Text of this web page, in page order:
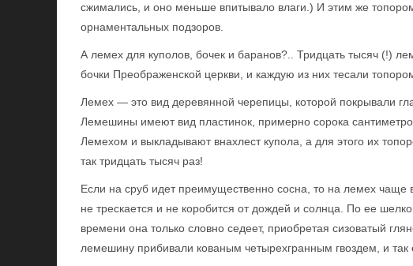
сжимались, и оно меньше впитывало влаги.) И этим же
орнаментальных подзоров.
А лемех для куполов, бочек и баранов?.. Тридцать тысяч (!)
бочки Преображенской церкви, и каждую из них тесали
Лемех — это вид деревянной черепицы, которой покрывали
Лемешины имеют вид пластинок, примерно сорока
Лемехом и выкладывают внахлест купола, а для этого их
так тридцать тысяч раз!
Если на сруб идет преимущественно сосна, то на лемех чаще
не трескается и не коробится от дождей и солнца. По ее
времени она только словно седеет, приобретая сизоватый
лемешину прибивали кованым четырехгранным гвоздем, и так